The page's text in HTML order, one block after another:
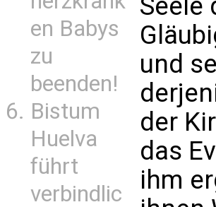
en Babys
zu
beenden!
Bistum
Huelva
führt
verbindlic
und
der
das
ihm